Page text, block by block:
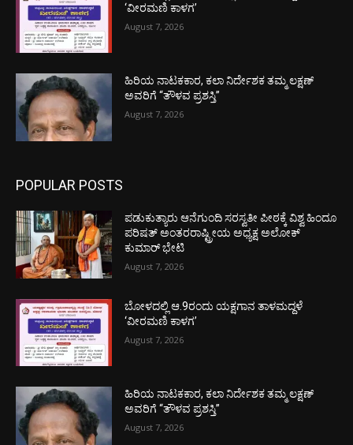
‘ವೀರಮಣಿ ಕಾಳಗ’
August 7, 2026
ಹಿರಿಯ ನಾಟಕಕಾರ, ಕಲಾ ನಿರ್ದೇಶಕ ತಮ್ಮ ಲಕ್ಷಣ್
ಅವರಿಗೆ “ತೌಳವ ಪ್ರಶಸ್ತಿ”
August 7, 2026
POPULAR POSTS
ಪಡುಕುತ್ಯಾರು ಆನೆಗುಂದಿ ಸರಸ್ವತೀ ಪೀಠಕ್ಕೆ ವಿಶ್ವ ಹಿಂದೂ
ಪರಿಷತ್ ಅಂತರರಾಷ್ಟ್ರೀಯ ಅಧ್ಯಕ್ಷ ಅಲೋಕ್
ಕುಮಾರ್ ಭೇಟಿ
August 7, 2026
ಬೋಳದಲ್ಲಿ ಆ.9ರಂದು ಯಕ್ಷಗಾನ ತಾಳಮದ್ದಳೆ
‘ವೀರಮಣಿ ಕಾಳಗ’
August 7, 2026
ಹಿರಿಯ ನಾಟಕಕಾರ, ಕಲಾ ನಿರ್ದೇಶಕ ತಮ್ಮ ಲಕ್ಷಣ್
ಅವರಿಗೆ “ತೌಳವ ಪ್ರಶಸ್ತಿ”
August 7, 2026